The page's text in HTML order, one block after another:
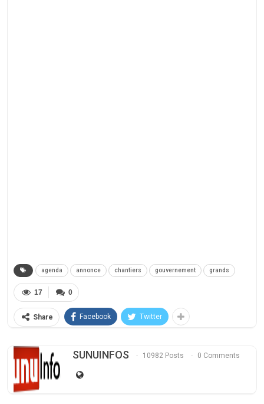
agenda annonce chantiers gouvernement grands
0
17
Share Facebook Twitter
SUNUINFOS 10982 Posts 0 Comments